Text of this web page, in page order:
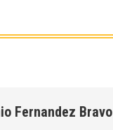
Fernandez Bravo